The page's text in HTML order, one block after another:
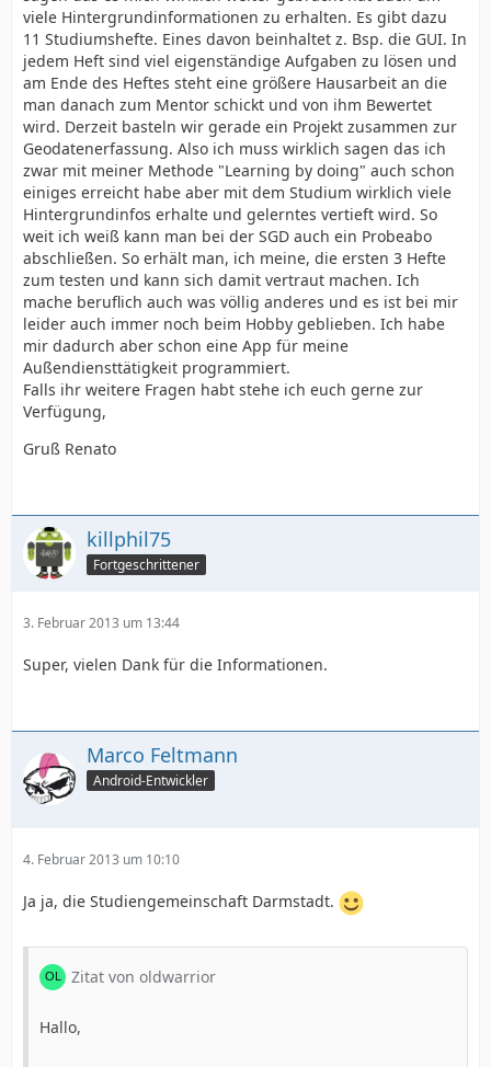
viele Hintergrundinformationen zu erhalten. Es gibt dazu
11 Studiumshefte. Eines davon beinhaltet z. Bsp. die GUI. In
jedem Heft sind viel eigenständige Aufgaben zu lösen und
am Ende des Heftes steht eine größere Hausarbeit an die
man danach zum Mentor schickt und von ihm Bewertet
wird. Derzeit basteln wir gerade ein Projekt zusammen zur
Geodatenerfassung. Also ich muss wirklich sagen das ich
zwar mit meiner Methode "Learning by doing" auch schon
einiges erreicht habe aber mit dem Studium wirklich viele
Hintergrundinfos erhalte und gelerntes vertieft wird. So
weit ich weiß kann man bei der SGD auch ein Probeabo
abschließen. So erhält man, ich meine, die ersten 3 Hefte
zum testen und kann sich damit vertraut machen. Ich
mache beruflich auch was völlig anderes und es ist bei mir
leider auch immer noch beim Hobby geblieben. Ich habe
mir dadurch aber schon eine App für meine
Außendiensttätigkeit programmiert.
Falls ihr weitere Fragen habt stehe ich euch gerne zur
Verfügung,
Gruß Renato
killphil75
Fortgeschrittener
3. Februar 2013 um 13:44
Super, vielen Dank für die Informationen.
Marco Feltmann
Android-Entwickler
4. Februar 2013 um 10:10
Ja ja, die Studiengemeinschaft Darmstadt.
Zitat von oldwarrior
Hallo,